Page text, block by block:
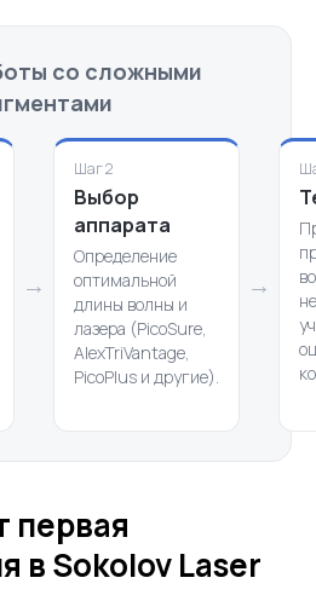
со сложными
→
Шаг 2
Выбор
аппарата
Определение
оптимальной
длины волны и
лазера (PicoSure,
AlexTriVantage,
PicoPlus и другие).
→
первая
в Sokolov Laser